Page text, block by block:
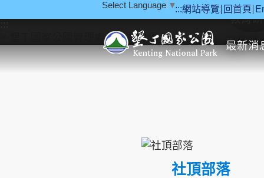
:::網站導覽 回首頁
Select Language ▼
最新消
::: 教育
社頂部落